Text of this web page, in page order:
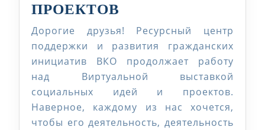
ПРОЕКТОВ
ВЫСТАВКА
СОЦИАЛЬНЫХ
ИДЕЙ
И
ПРОЕКТОВ
Дорогие друзья! Ресурсный центр
поддержки и развития гражданских
инициатив ВКО продолжает работу
над Виртуальной выставкой
социальных идей и проектов.
Наверное, каждому из нас хочется,
чтобы его деятельность, деятельность